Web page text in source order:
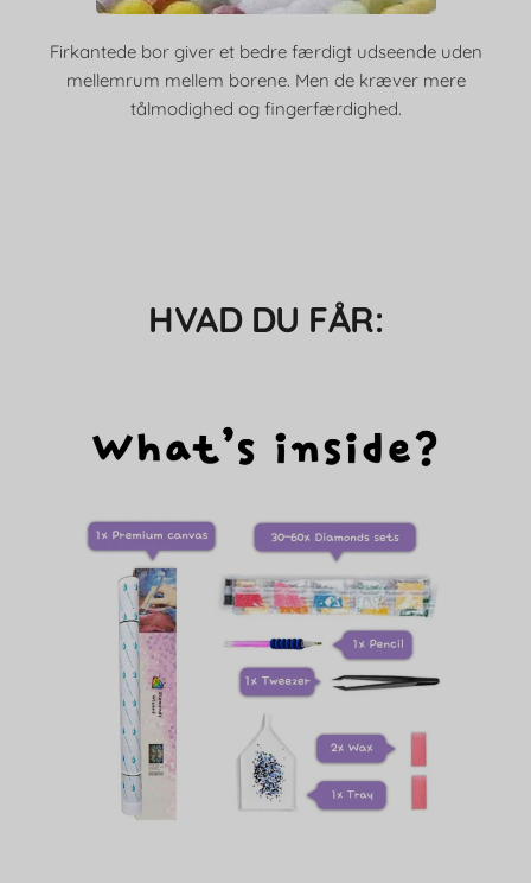
Firkantede bor giver et bedre færdigt udseende uden
mellemrum mellem borene. Men de kræver mere
tålmodighed og fingerfærdighed.
HVAD DU FÅR: